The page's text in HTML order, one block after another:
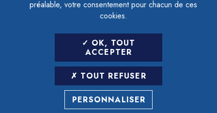
préalable, votre consentement pour chacun de ces
cookies.
OK, TOUT
ACCEPTER
TOUT REFUSER
PERSONNALISER
LETTRE D'INFORMATION
SAISIR VOTRE ADRESSE E-MAIL
POUR VOUS INSCRIRE :
ARCHIVES DÉSINSCRIPTION